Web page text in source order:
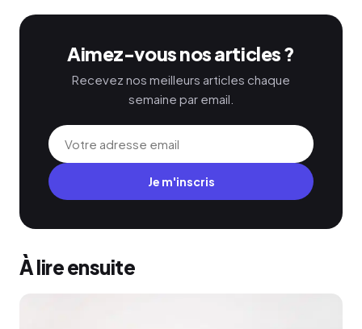
Aimez-vous nos articles ?
Recevez nos meilleurs articles chaque
semaine par email.
Je m'inscris
À lire ensuite